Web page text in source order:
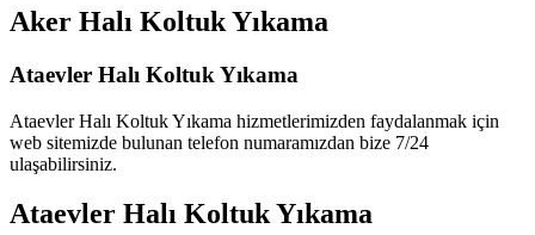
Aker Halı Koltuk Yıkama
Ataevler Halı Koltuk Yıkama
Ataevler Halı Koltuk Yıkama hizmetlerimizden faydalanmak için
web sitemizde bulunan telefon numaramızdan bize 7/24
ulaşabilirsiniz.
Ataevler Halı Koltuk Yıkama